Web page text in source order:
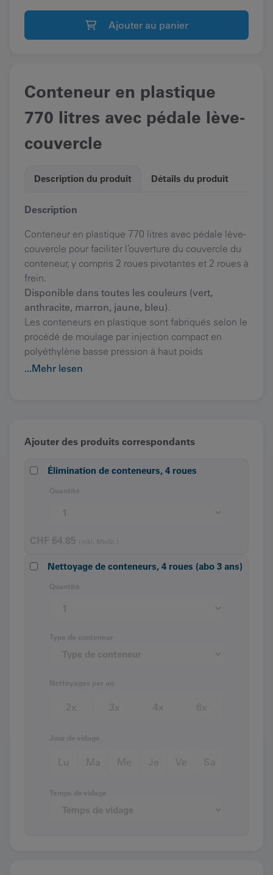
Conteneur
en
plastique
avec
lève-
Ajouter au panier
Conteneur en plastique
770 litres avec pédale lève-
couvercle
Description du produit Détails du produit
Description
Conteneur en plastique 770 litres avec pédale lève-
couvercle pour faciliter l’ouverture du couvercle du
conteneur, y compris 2 roues pivotantes et 2 roues à
frein.
Disponible dans toutes les couleurs (vert,
anthracite, marron, jaune, bleu)
Les conteneurs en plastique sont fabriqués selon le
procédé de moulage par injection compact en
polyéthylène basse pression à haut poids
moléculaire, sont stabilisés aux UV et extrêmement
...Mehr lesen
Ajouter des produits correspondants
Élimination de conteneurs, 4 roues
Quantité
CHF 64.85 (inkl. MwSt.)
Nettoyage de conteneurs, 4 roues (abo 3 ans)
Quantité
Type de conteneur
Nettoyages par an
2x 3x 4x 6x
Jour de vidage
Lu Ma Me Je Ve Sa
Temps de vidage